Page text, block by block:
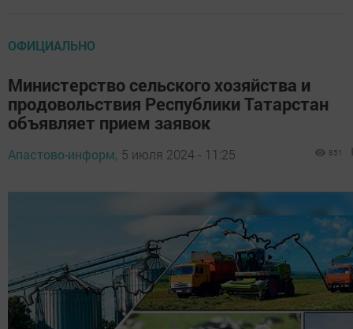
ОФИЦИАЛЬНО
Министерство сельского хозяйства и
продовольствия Республики Татарстан
объявляет прием заявок
Апастово-информ, 5 июля 2024 - 11:25 851